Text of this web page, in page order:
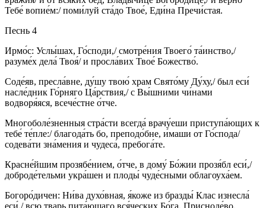
Тебе́ вопие́м:/ поми́луй ста́до Твое́, Еди́на Пречи́стая.
Песнь 4
Ирмо́с: Услы́шах, Го́споди,/ смотре́ния Твоего́ та́инство,/
разуме́х дела́ Твоя́/ и просла́вих Твое́ Божество́.
Соде́яв, пресла́вне, ду́шу твою́ храм Свято́му Ду́ху,/ был еси́
насле́дник Го́рняго Ца́рствия,/ с Вы́шними чи́нами
водворя́яся, всече́стне о́тче.
Многоболе́зненныя стра́сти всегда́ врачу́еши приступа́ющих к
тебе́ те́пле:/ благода́ть бо, преподо́бне, и́маши от Го́спода/
содева́ти зна́мения и чудеса́, пребога́те.
Красне́йшим прозябе́нием, о́тче, в дому́ Бо́жии прозя́бл еси́,/
доброде́тельми укра́шен и плоды́ чуде́сными облагоуха́ем.
Богоро́дичен: Ни́ва духо́вная, я́коже из бразды́ Клас изнесла́
еси́,/ всю тварь пита́ющаго вся́ческих Бо́га, Присноде́во.